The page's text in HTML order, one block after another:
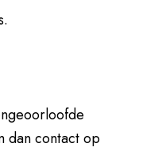
dan contact op